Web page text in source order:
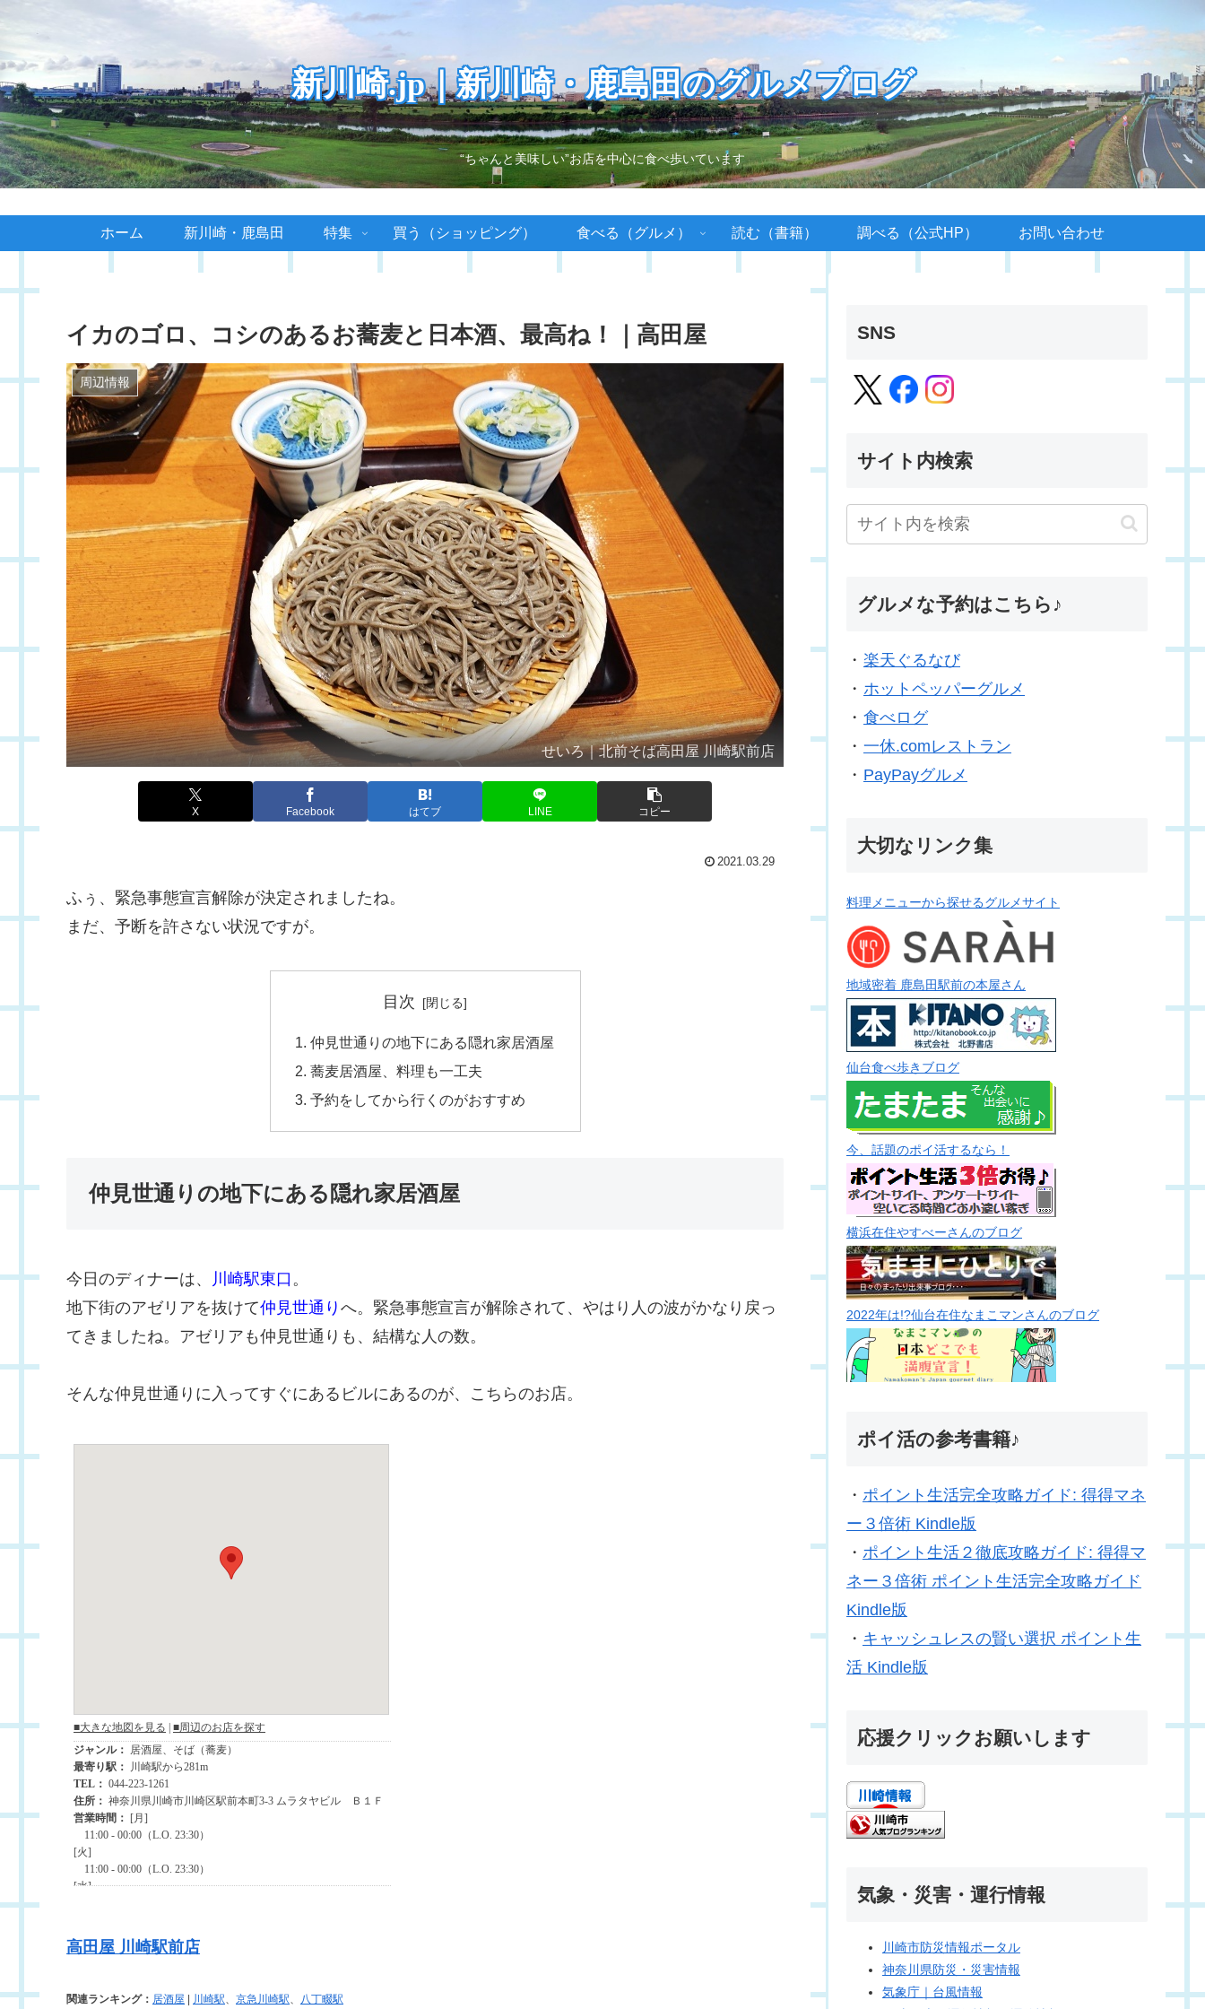
新川崎.jp｜新川崎・鹿島田のグルメブログ
“ちゃんと美味しい”お店を中心に食べ歩いています
ホーム 新川崎・鹿島田 特集 買う（ショッピング） 食べる（グルメ） 読む（書籍） 調べる（公式HP） お問い合わせ
イカのゴロ、コシのあるお蕎麦と日本酒、最高ね！｜高田屋
周辺情報
せいろ｜北前そば高田屋 川崎駅前店
X Facebook はてブ LINE コピー
2021.03.29
ふぅ、緊急事態宣言解除が決定されましたね。
まだ、予断を許さない状況ですが。
目次
仲見世通りの地下にある隠れ家居酒屋
蕎麦居酒屋、料理も一工夫
予約をしてから行くのがおすすめ
仲見世通りの地下にある隠れ家居酒屋
今日のディナーは、 川崎駅東口 。
地下街のアゼリアを抜けて仲見世通り へ。緊急事態宣言が解除されて、やはり人の波がかなり戻っ
てきましたね。アゼリアも仲見世通りも、結構な人の数。
そんな仲見世通りに入ってすぐにあるビルにあるのが、こちらのお店。
高田屋 川崎駅前店
関連ランキング： 居酒屋 川崎駅、 京急川崎駅、 八丁畷駅
SNS
サイト内検索
グルメな予約はこちら♪
・ 楽天ぐるなび
・ ホットペッパーグルメ
・ 食べログ
・ 一休.comレストラン
・ PayPayグルメ
大切なリンク集
料理メニューから探せるグルメサイト
地域密着 鹿島田駅前の本屋さん
仙台食べ歩きブログ
今、話題のポイ活するなら！
横浜在住やすべーさんのブログ
2022年は!?仙台在住なまこマンさんのブログ
ポイ活の参考書籍♪
・ ポイント生活完全攻略ガイド: 得得マネ
ー３倍術 Kindle版
・ ポイント生活２徹底攻略ガイド: 得得マ
ネー３倍術 ポイント生活完全攻略ガイド
Kindle版
・ キャッシュレスの賢い選択 ポイント生
活 Kindle版
応援クリックお願いします
気象・災害・運行情報
川崎市防災情報ポータル
神奈川県防災・災害情報
気象庁｜台風情報